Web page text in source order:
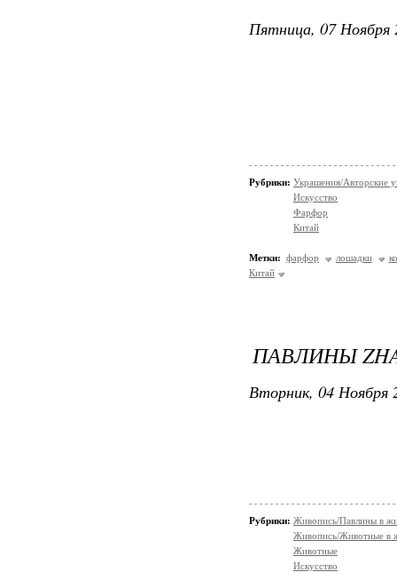
Пятница, 07 Ноября
Рубрики: Украшения/Авторские
Искусство
Фарфор
Китай
Метки: фарфор лошадки
Китай
ПАВЛИНЫ
Вторник, 04 Ноября
Рубрики: Живопись/Павлины в
Живопись/Животные в
Животные
Искусство